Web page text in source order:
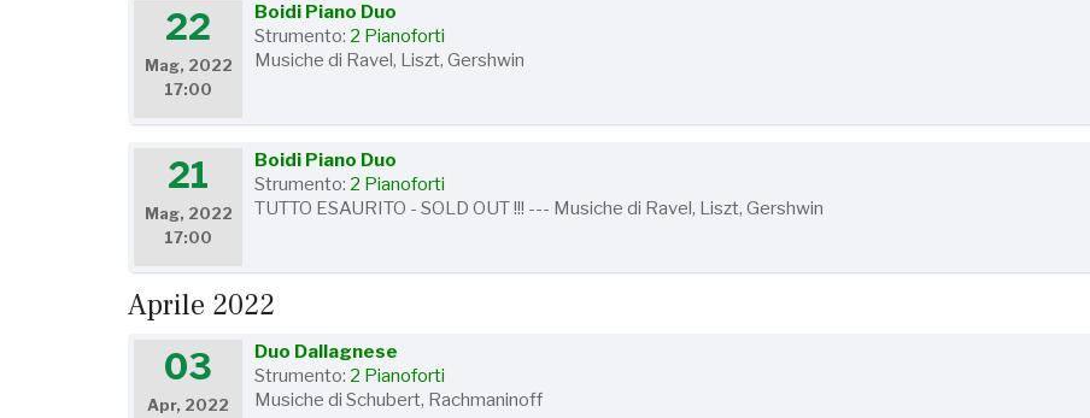
22
Mag, 2022
17:00
Boidi Piano Duo
Strumento: 2 Pianoforti
Musiche di Ravel, Liszt, Gershwin
21
Mag, 2022
17:00
Boidi Piano Duo
Strumento: 2 Pianoforti
TUTTO ESAURITO - SOLD OUT !!! --- Musiche di Ravel, Liszt, Gershwin
Aprile 2022
03
Apr, 2022
Duo Dallagnese
Strumento: 2 Pianoforti
Musiche di Schubert, Rachmaninoff